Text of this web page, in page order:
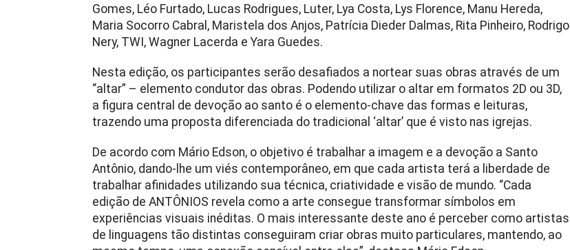
Gomes, Léo Furtado, Lucas Rodrigues, Luter, Lya Costa, Lys Florence, Manu Hereda,
Maria Socorro Cabral, Maristela dos Anjos, ⁠Patrícia Dieder Dalmas, Rita Pinheiro, Rodrigo
Nery, TWI, Wagner Lacerda e Yara Guedes.
Nesta edição, os participantes serão desafiados a nortear suas obras através de um
“altar” – elemento condutor das obras. Podendo utilizar o altar em formatos 2D ou 3D,
a figura central de devoção ao santo é o elemento-chave das formas e leituras,
trazendo uma proposta diferenciada do tradicional ‘altar’ que é visto nas igrejas.
De acordo com Mário Edson, o objetivo é trabalhar a imagem e a devoção a Santo
Antônio, dando-lhe um viés contemporâneo, em que cada artista terá a liberdade de
trabalhar afinidades utilizando sua técnica, criatividade e visão de mundo. “Cada
edição de ANTÔNIOS revela como a arte consegue transformar símbolos em
experiências visuais inéditas. O mais interessante deste ano é perceber como artistas
de linguagens tão distintas conseguiram criar obras muito particulares, mantendo, ao